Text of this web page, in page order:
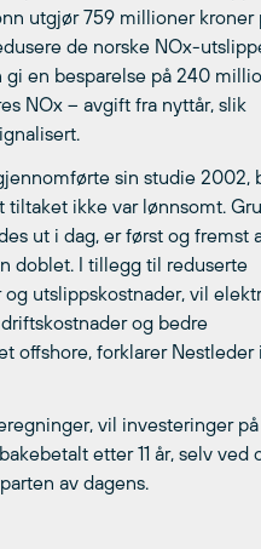
utgjør 759 millioner kroner
de norske NOx-
en besparelse på 240
NOx – avgift fra nyttår, slik
sin studie 2002,
tiltaket ikke var lønnsomt.
ut i dag, er først og fremst
doblet. I tillegg til reduserte
utslippskostnader, vil
og bedre
offshore, forklarer Nestleder
vil investeringer
etter 11 år, selv ved
av dagens.